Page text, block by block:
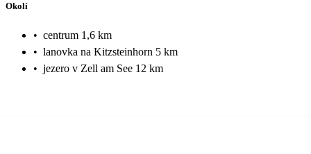
Okolí
• centrum 1,6 km
• lanovka na Kitzsteinhorn 5 km
• jezero v Zell am See 12 km